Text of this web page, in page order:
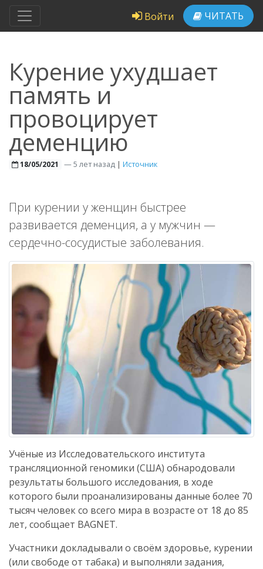
Войти ЧИТАТЬ
Курение ухудшает
память и
провоцирует
деменцию
18/05/2021 —5 лет назад | Источник
При курении у женщин быстрее
развивается деменция, а у мужчин —
сердечно-сосудистые заболевания.
Учёные из Исследовательского института
трансляционной геномики (США) обнародовали
результаты большого исследования, в ходе
которого были проанализированы данные более 70
тысяч человек со всего мира в возрасте от 18 до 85
лет, сообщает BAGNET.
Участники докладывали о своём здоровье, курении
(или свободе от табака) и выполняли задания,